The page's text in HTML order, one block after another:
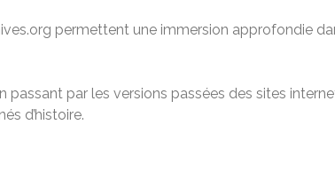
permettent une immersion approfondie
par les versions passées des sites
d’histoire.